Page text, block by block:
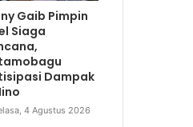
Gaib Pimpin
Siaga
Dampak
4 Agustus 2026